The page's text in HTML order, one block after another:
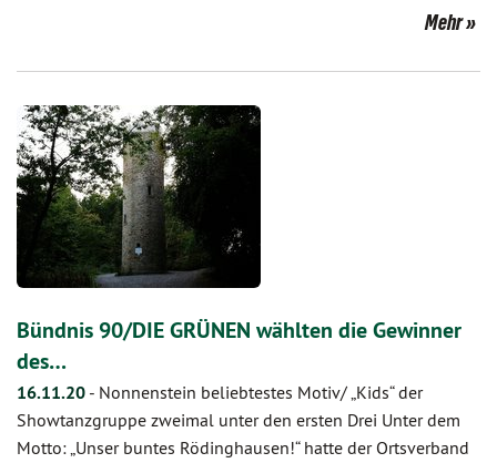
Mehr
Bündnis 90/DIE GRÜNEN wählten die Gewinner
des…
16.11.20 - Nonnenstein beliebtestes Motiv/ „Kids“ der
Showtanzgruppe zweimal unter den ersten Drei Unter dem
Motto: „Unser buntes Rödinghausen!“ hatte der Ortsverband